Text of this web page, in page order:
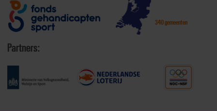
340 gemeenten
Partners: